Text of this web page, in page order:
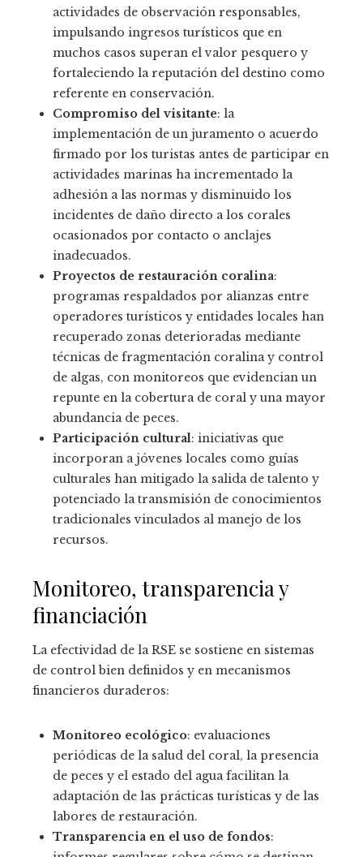
actividades de observación responsables,
impulsando ingresos turísticos que en
muchos casos superan el valor pesquero y
fortaleciendo la reputación del destino como
referente en conservación.
Compromiso del visitante: la
implementación de un juramento o acuerdo
firmado por los turistas antes de participar en
actividades marinas ha incrementado la
adhesión a las normas y disminuido los
incidentes de daño directo a los corales
ocasionados por contacto o anclajes
inadecuados.
Proyectos de restauración coralina:
programas respaldados por alianzas entre
operadores turísticos y entidades locales han
recuperado zonas deterioradas mediante
técnicas de fragmentación coralina y control
de algas, con monitoreos que evidencian un
repunte en la cobertura de coral y una mayor
abundancia de peces.
Participación cultural: iniciativas que
incorporan a jóvenes locales como guías
culturales han mitigado la salida de talento y
potenciado la transmisión de conocimientos
tradicionales vinculados al manejo de los
recursos.
Monitoreo, transparencia y
financiación
La efectividad de la RSE se sostiene en sistemas
de control bien definidos y en mecanismos
financieros duraderos:
Monitoreo ecológico: evaluaciones
periódicas de la salud del coral, la presencia
de peces y el estado del agua facilitan la
adaptación de las prácticas turísticas y de las
labores de restauración.
Transparencia en el uso de fondos: